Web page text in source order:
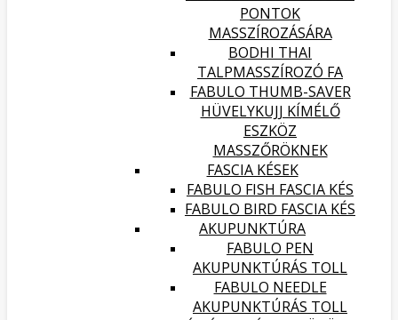
PONTOK
MASSZÍROZÁSÁRA
BODHI THAI
TALPMASSZÍROZÓ FA
FABULO THUMB-SAVER
HÜVELYKUJJ KÍMÉLŐ
ESZKÖZ
MASSZŐRÖKNEK
FASCIA KÉSEK
FABULO FISH FASCIA KÉS
FABULO BIRD FASCIA KÉS
AKUPUNKTÚRA
FABULO PEN
AKUPUNKTÚRÁS TOLL
FABULO NEEDLE
AKUPUNKTÚRÁS TOLL